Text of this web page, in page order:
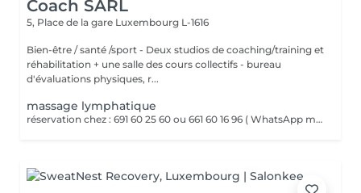
Coach SARL
5, Place de la gare Luxembourg L-1616
Bien-être / santé /sport - Deux studios de coaching/training et
réhabilitation + une salle des cours collectifs - bureau
d'évaluations physiques, r...
massage lymphatique
réservation chez : 691 60 25 60 ou 661 60 16 96 ( WhatsApp msg ) Le massage lymphatique est un massage très doux et rythmé qui stimule la circulation de la lymphe dans le corps. Il aide à réduire les gonflements, éliminer les toxines et renforcer le système immunitaire grâce à des pressions légères et des mouvements lents et précis.